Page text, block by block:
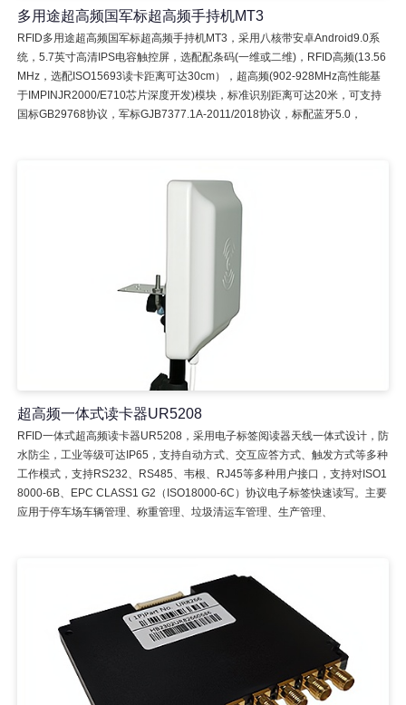
多用途超高频国军标超高频手持机MT3
RFID多用途超高频国军标超高频手持机MT3，采用八核带安卓Android9.0系
统，5.7英寸高清IPS电容触控屏，选配配条码(一维或二维)，RFID高频(13.56
MHz，选配ISO15693读卡距离可达30cm），超高频(902-928MHz高性能基
于IMPINJR2000/E710芯片深度开发)模块，标准识别距离可达20米，可支持
国标GB29768协议，军标GJB7377.1A-2011/2018协议，标配蓝牙5.0，
超高频一体式读卡器UR5208
RFID一体式超高频读卡器UR5208，采用电子标签阅读器天线一体式设计，防
水防尘，工业等级可达IP65，支持自动方式、交互应答方式、触发方式等多种
工作模式，支持RS232、RS485、韦根、RJ45等多种用户接口，支持对ISO1
8000-6B、EPC CLASS1 G2（ISO18000-6C）协议电子标签快速读写。主要
应用于停车场车辆管理、称重管理、垃圾清运车管理、生产管理、